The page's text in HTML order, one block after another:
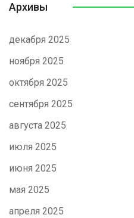
Архивы
декабря 2025
ноября 2025
октября 2025
сентября 2025
августа 2025
июля 2025
июня 2025
мая 2025
апреля 2025